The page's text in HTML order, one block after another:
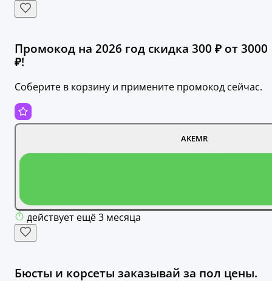
Промокод на 2026 год скидка 300 ₽ от 3000
₽!
Соберите в корзину и примените промокод сейчас.
AKEMR
действует ещё 3 месяца
Бюсты и корсеты заказывай за пол цены.